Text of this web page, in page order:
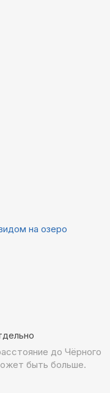
на озеро
до Чёрного
быть больше.